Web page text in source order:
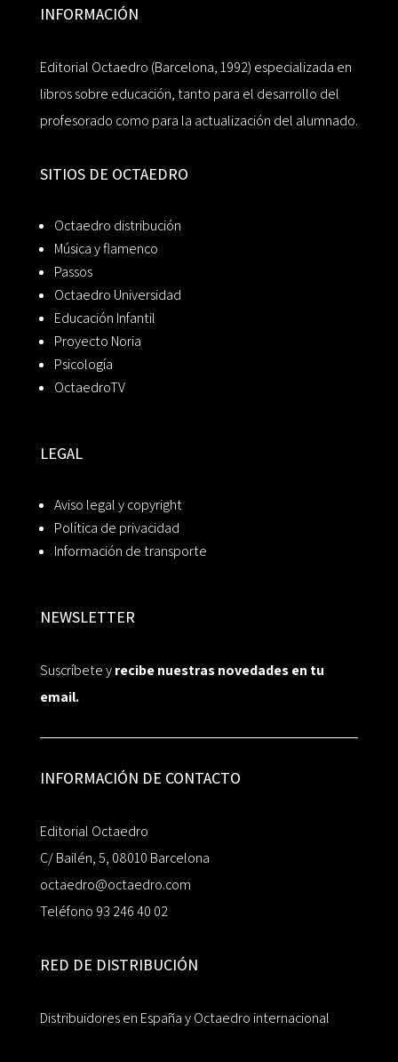
INFORMACIÓN
Editorial Octaedro (Barcelona, 1992) especializada en
libros sobre educación, tanto para el desarrollo del
profesorado como para la actualización del alumnado.
SITIOS DE OCTAEDRO
Octaedro distribución
Música y flamenco
Passos
Octaedro Universidad
Educación Infantil
Proyecto Noria
Psicología
OctaedroTV
LEGAL
Aviso legal y copyright
Política de privacidad
Información de transporte
NEWSLETTER
Suscríbete yrecibe nuestras novedades en tu
email.
INFORMACIÓN DE CONTACTO
Editorial Octaedro
C/ Bailén, 5, 08010 Barcelona
octaedro@octaedro.com
Teléfono 93 246 40 02
RED DE DISTRIBUCIÓN
Distribuidores en España y Octaedro internacional